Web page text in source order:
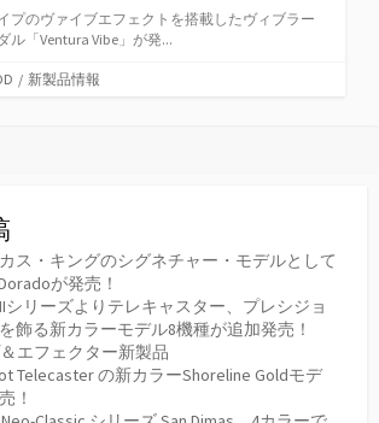
プのヴァイブエフェクトを搭載したヴィブラー
ル「Ventura Vibe」が発...
/ 新製品情報
ス・キングのシグネチャー・モデルとして
が発売！
シリーズよりテレキャスター、プレシジョ
飾る新カラーモデル8機種が追加発売！
エフェクター新製品
Telecaster の新カラーShoreline Goldモデ
！